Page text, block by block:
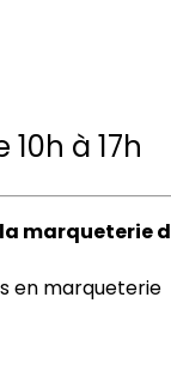
à 17h
marqueterie
en marqueterie